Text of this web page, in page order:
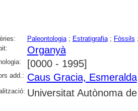
Paleontologia; Estratigrafia; Fòssils
Organyà
[0000 - 1995]
add.: Caus Gracia, Esmeralda
Universitat Autònoma